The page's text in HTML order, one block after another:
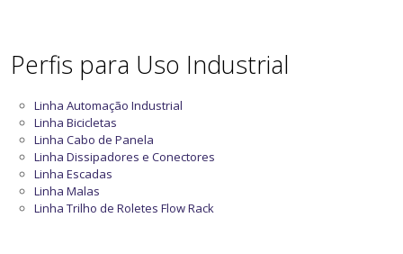
Perfis para Uso Industrial
Linha Automação Industrial
Linha Bicicletas
Linha Cabo de Panela
Linha Dissipadores e Conectores
Linha Escadas
Linha Malas
Linha Trilho de Roletes Flow Rack